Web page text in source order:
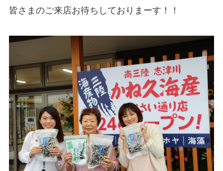
皆さまのご来店お待ちしておりまーす！！